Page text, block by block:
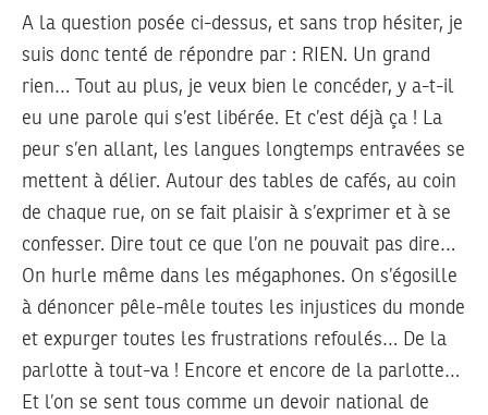
A la question posée ci-dessus, et sans trop hésiter, je
suis donc tenté de répondre par : RIEN. Un grand
rien… Tout au plus, je veux bien le concéder, y a-t-il
eu une parole qui s’est libérée. Et c’est déjà ça ! La
peur s’en allant, les langues longtemps entravées se
mettent à délier. Autour des tables de cafés, au coin
de chaque rue, on se fait plaisir à s’exprimer et à se
confesser. Dire tout ce que l’on ne pouvait pas dire…
On hurle même dans les mégaphones. On s’égosille
à dénoncer pêle-mêle toutes les injustices du monde
et expurger toutes les frustrations refoulés… De la
parlotte à tout-va ! Encore et encore de la parlotte…
Et l’on se sent tous comme un devoir national de